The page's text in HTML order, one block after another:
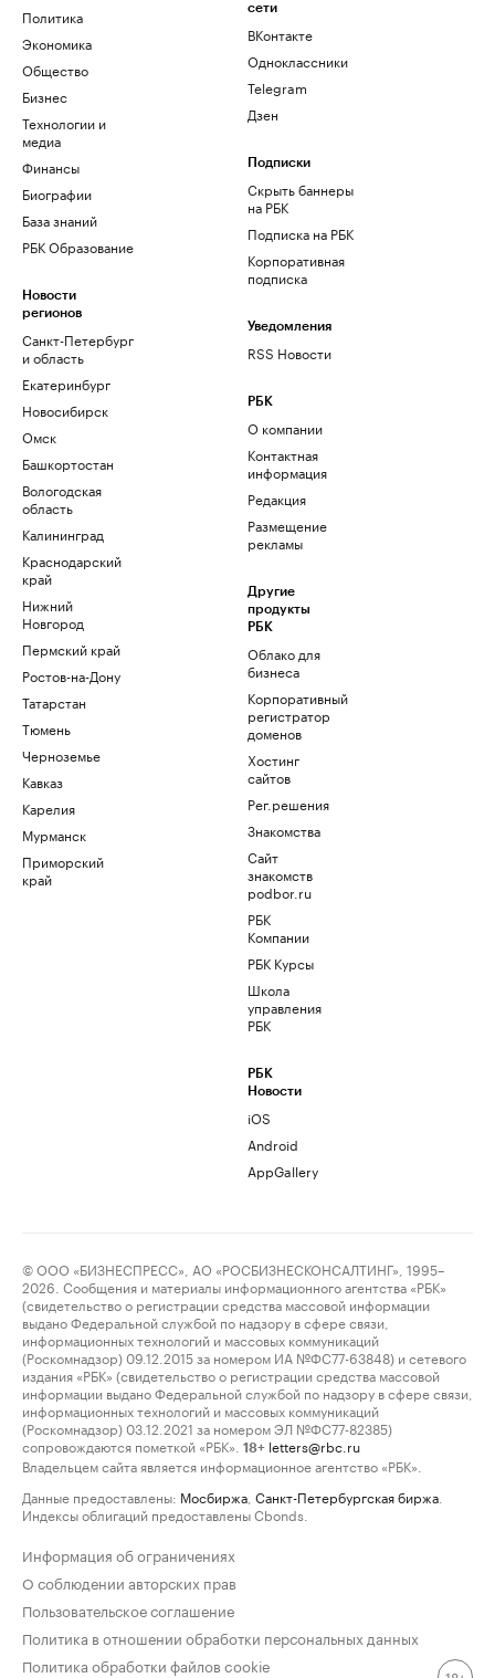
Политика
Экономика
Общество
Бизнес
Технологии и
медиа
Финансы
Биографии
База знаний
РБК Образование
Новости
регионов
Санкт-Петербург
и область
Екатеринбург
Новосибирск
Омск
Башкортостан
Вологодская
область
Калининград
Краснодарский
край
Нижний
Новгород
Пермский край
Ростов-на-Дону
Татарстан
Тюмень
Черноземье
Кавказ
Карелия
Мурманск
Приморский
край
сети
ВКонтакте
Одноклассники
Telegram
Дзен
Подписки
Скрыть баннеры
на РБК
Подписка на РБК
Корпоративная
подписка
Уведомления
RSS Новости
РБК
О компании
Контактная
информация
Редакция
Размещение
рекламы
Другие
продукты
РБК
Облако для
бизнеса
Корпоративный
регистратор
доменов
Хостинг
сайтов
Рег.решения
Знакомства
Сайт
знакомств
podbor.ru
РБК
Компании
РБК Курсы
Школа
управления
РБК
РБК
Новости
iOS
Android
AppGallery
© ООО «БИЗНЕСПРЕСС», АО «РОСБИЗНЕСКОНСАЛТИНГ», 1995–
2026. Сообщения и материалы информационного агентства «РБК»
(свидетельство о регистрации средства массовой информации
выдано Федеральной службой по надзору в сфере связи,
информационных технологий и массовых коммуникаций
(Роскомнадзор) 09.12.2015 за номером ИА №ФС77-63848) и сетевого
издания «РБК» (свидетельство о регистрации средства массовой
информации выдано Федеральной службой по надзору в сфере связи,
информационных технологий и массовых коммуникаций
(Роскомнадзор) 03.12.2021 за номером ЭЛ №ФС77-82385)
сопровождаются пометкой «РБК».
18+ letters@rbc.ru
Владельцем сайта является информационное агентство «РБК».
Данные предоставлены: Мосбиржа Санкт-Петербургская биржа
Индексы облигаций предоставлены Cbonds.
Информация об ограничениях
О соблюдении авторских прав
Пользовательское соглашение
Политика в отношении обработки персональных данных
Политика обработки файлов cookie